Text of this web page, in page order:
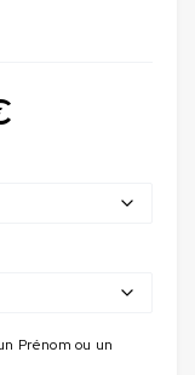
Prénom ou un